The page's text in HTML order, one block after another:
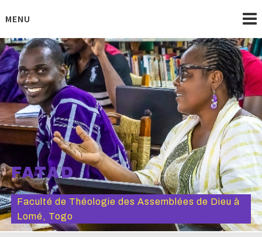
toMENU
FATAD
Faculté de Théologie des Assemblées de Dieu à
Lomé, Togo